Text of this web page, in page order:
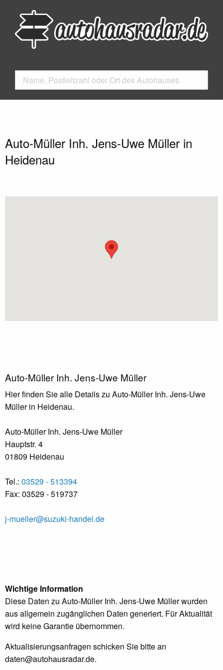
Auto-Müller Inh. Jens-Uwe Müller in
Heidenau
Auto-Müller Inh. Jens-Uwe Müller
Hier finden Sie alle Details zu Auto-Müller Inh. Jens-Uwe
Müller in Heidenau.
Auto-Müller Inh. Jens-Uwe Müller
Hauptstr. 4
01809 Heidenau
Tel.: 03529 - 513394
Fax: 03529 - 519737
j-mueller@suzuki-handel.de
Wichtige Information
Diese Daten zu Auto-Müller Inh. Jens-Uwe Müller wurden
aus allgemein zugänglichen Daten generiert. Für Aktualität
wird keine Garantie übernommen.
Aktualisierungsanfragen schicken Sie bitte an
daten@autohausradar.de.